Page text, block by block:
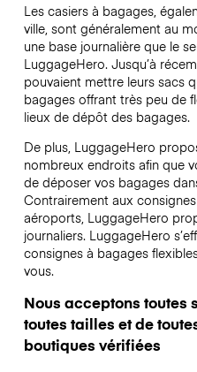
Les casiers à bagages,
ville, sont généralement au
une base journalière que le
LuggageHero. Jusqu’à
pouvaient mettre leurs sacs
bagages offrant très peu de
lieux de dépôt des bagages.
De plus, LuggageHero
nombreux endroits afin que
de déposer vos bagages
Contrairement aux
aéroports, LuggageHero
journaliers. LuggageHero
consignes à bagages
vous.
Nous acceptons toutes
toutes tailles et de
boutiques vérifiées